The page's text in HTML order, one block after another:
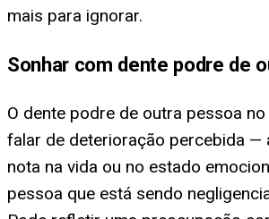
mais para ignorar.
Sonhar com dente podre de
O dente podre de outra pessoa
falar de deterioração percebida —
nota na vida ou no estado
pessoa que está sendo